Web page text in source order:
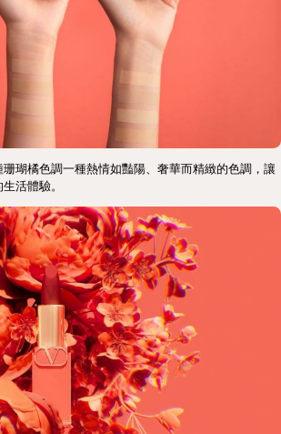
瑚橘色調一種熱情如豔陽、奢華而精緻的色調，讓
活體驗。